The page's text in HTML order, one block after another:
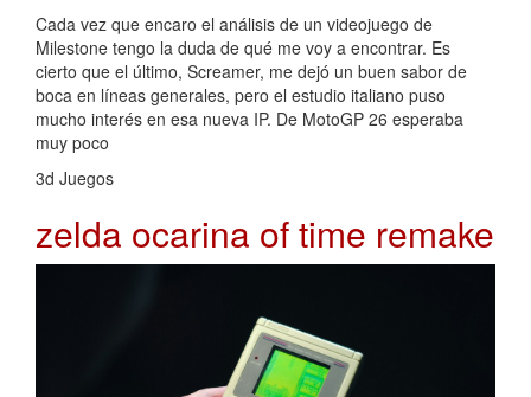
Cada vez que encaro el análisis de un videojuego de
Milestone tengo la duda de qué me voy a encontrar. Es
cierto que el último, Screamer, me dejó un buen sabor de
boca en líneas generales, pero el estudio italiano puso
mucho interés en esa nueva IP. De MotoGP 26 esperaba
muy poco
3d Juegos
zelda ocarina of time remake